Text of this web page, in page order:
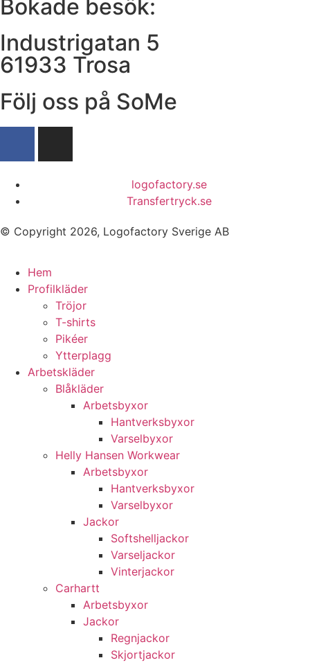
Bokade besök:
Industrigatan 5
61933 Trosa
Följ oss på SoMe
logofactory.se
Transfertryck.se
© Copyright 2026, Logofactory Sverige AB
Hem
Profilkläder
Tröjor
T-shirts
Pikéer
Ytterplagg
Arbetskläder
Blåkläder
Arbetsbyxor
Hantverksbyxor
Varselbyxor
Helly Hansen Workwear
Arbetsbyxor
Hantverksbyxor
Varselbyxor
Jackor
Softshelljackor
Varseljackor
Vinterjackor
Carhartt
Arbetsbyxor
Jackor
Regnjackor
Skjortjackor